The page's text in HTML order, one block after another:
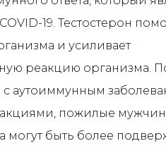
19. Тестостерон
и усиливает
реакцию организма.
с аутоиммунным
пожилые
могут быть более